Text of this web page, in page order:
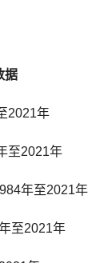
据
2021年
至2021年
年至2021年
至2021年